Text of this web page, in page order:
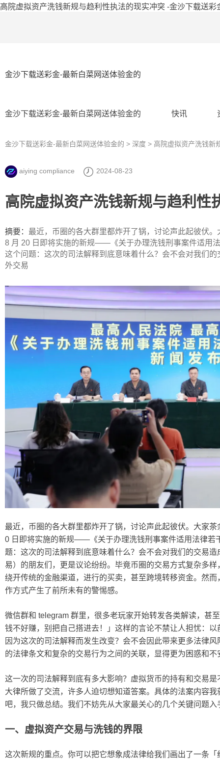
高院虚拟资产洗钱新规与趋利性执法的现实冲突 -金沙下载送彩
金沙下载送彩金-最新白菜网送体验金的
金沙下载送彩金-最新白菜网送体验金的 快讯
金沙下载送彩金-最新白菜网送体验金的 > 深度 > 高院虚拟资产洗钱新
aiying compliance 2024-08-23
高院虚拟资产洗钱新规与趋利性
摘要： 最近，币圈的各大群里都炸开了锅，讨论声此起彼伏
8 月 20 日即将实施的新规——《关于办理洗钱刑事案件适用
这个问题：这次的司法解释到底意味着什么？会不会对我们
外交易
最近，币圈的各大群里都炸开了锅，讨论声此起彼伏。大家
0 日即将实施的新规——《关于办理洗钱刑事案件适用法律若
题：这次的司法解释到底意味着什么？会不会对我们的交易
易）的朋友们，更是议论纷纷。毕竟币圈的交易方式复杂多
绕开传统的金融渠道，进行的买卖，甚至跨境转移资金。然
作方式产生了前所未有的警惕感。
微信群和 telegram 群里，很多老玩家开始转发各类解读，甚
钱不好赚，别把自己搭进去！」这样的言论不禁让人担忧：
因为这次的司法解释而发生改变？会不会因此带来更多法律
的法律条文和复杂的交易行为之间的关联，显得更为困惑和不
这一次的司法解释到底有多大影响？虚拟货币的持有和交易
大律所做了交流，许多人迫切想知道答案。具体的法案内容
吧，我只做总结。我们不妨先从大家最关心的几个关键问题入
一、虚拟资产交易与洗钱的界限
这次新规的重点。你可以把它想象成法律给我们画出了一条